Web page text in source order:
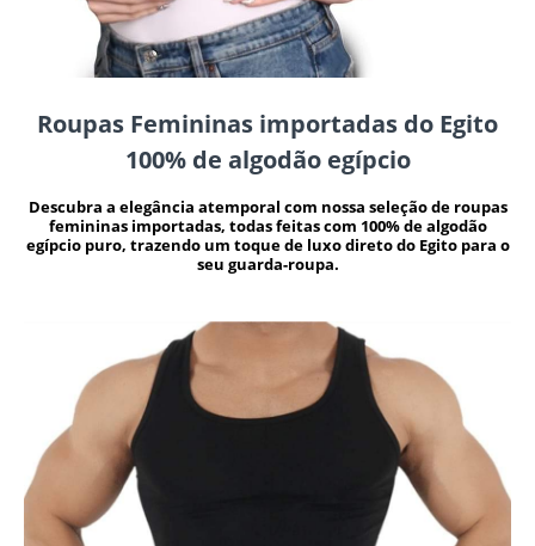
Roupas Femininas importadas do Egito
100% de algodão egípcio
Descubra a elegância atemporal com nossa seleção de roupas
femininas importadas, todas feitas com 100% de algodão
egípcio puro, trazendo um toque de luxo direto do Egito para o
seu guarda-roupa.